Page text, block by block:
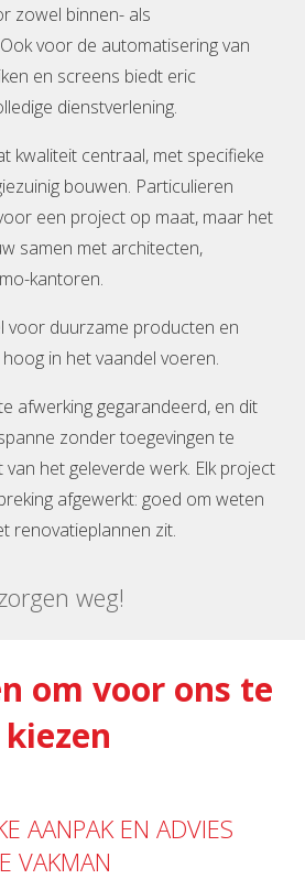
zowel binnen- als
voor de automatisering van
en screens biedt eric
dienstverlening.
kwaliteit centraal, met specifieke
bouwen. Particulieren
een project op maat, maar het
samen met architecten,
kantoren.
voor duurzame producten en
in het vaandel voeren.
afwerking gegarandeerd, en dit
zonder toegevingen te
het geleverde werk. Elk project
afgewerkt: goed om weten
renovatieplannen zit.
weg!
om voor ons te
kiezen
AANPAK EN ADVIES
VAKMAN